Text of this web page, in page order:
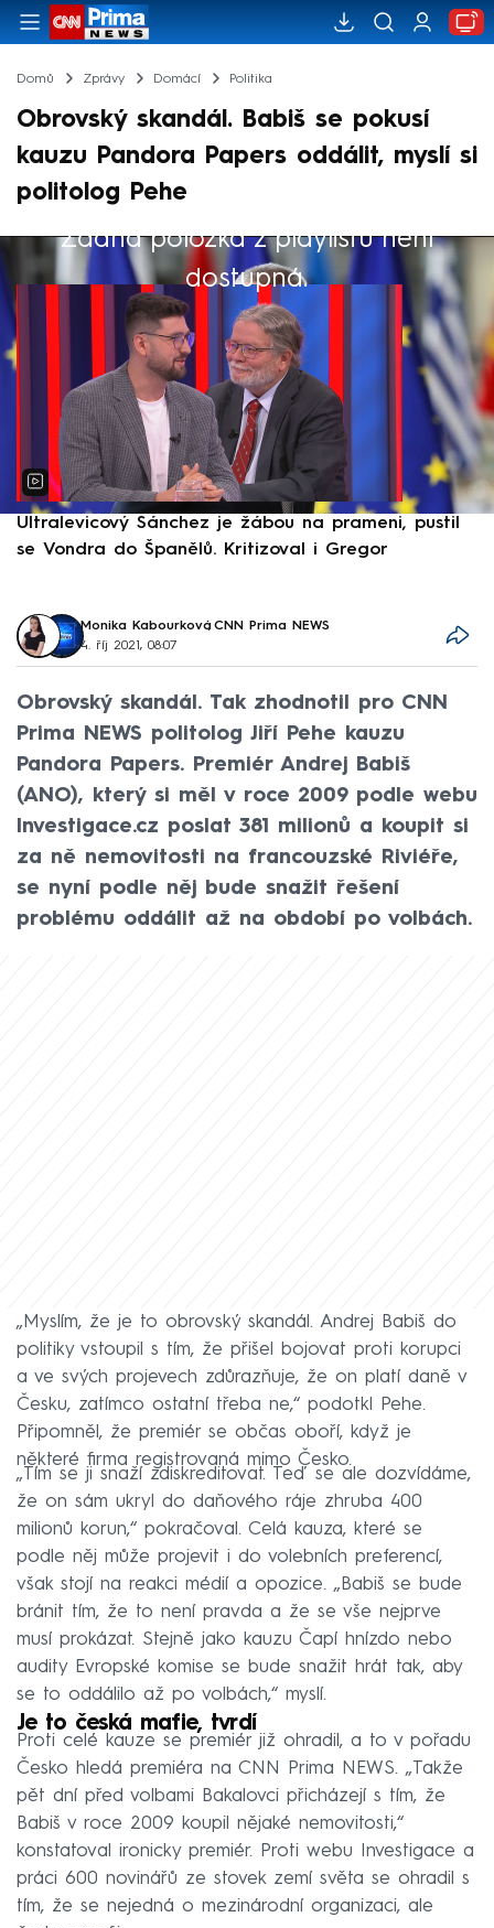
Domů Zprávy Domácí Politika
Obrovský skandál. Babiš se pokusí
kauzu Pandora Papers oddálit, myslí si
politolog Pehe
Žádná položka z playlistu není
dostupná.
Výběr redakce
Ultralevicový Sánchez je žábou na prameni, pustil
se Vondra do Španělů. Kritizoval i Gregor
Monika Kabourková, CNN Prima NEWS
4. říj 2021, 08:07
Obrovský skandál. Tak zhodnotil pro CNN
Prima NEWS politolog Jiří Pehe kauzu
Pandora Papers. Premiér Andrej Babiš
(ANO), který si měl v roce 2009 podle webu
Investigace.cz poslat 381 milionů a koupit si
za ně nemovitosti na francouzské Riviéře,
se nyní podle něj bude snažit řešení
problému oddálit až na období po volbách.
„Myslím, že je to obrovský skandál. Andrej Babiš do
politiky vstoupil s tím, že přišel bojovat proti korupci
a ve svých projevech zdůrazňuje, že on platí daně v
Česku, zatímco ostatní třeba ne,“ podotkl Pehe.
Připomněl, že premiér se občas oboří, když je
některé firma registrovaná mimo Česko.
„Tím se ji snaží zdiskreditovat. Teď se ale dozvídáme,
že on sám ukryl do daňového ráje zhruba 400
milionů korun,“ pokračoval. Celá kauza, které se
podle něj může projevit i do volebních preferencí,
však stojí na reakci médií a opozice. „Babiš se bude
bránit tím, že to není pravda a že se vše nejprve
musí prokázat. Stejně jako kauzu Čapí hnízdo nebo
audity Evropské komise se bude snažit hrát tak, aby
se to oddálilo až po volbách,“ myslí.
Je to česká mafie, tvrdí
Proti celé kauze se premiér již ohradil, a to v pořadu
Česko hledá premiéra na CNN Prima NEWS. „Takže
pět dní před volbami Bakalovci přicházejí s tím, že
Babiš v roce 2009 koupil nějaké nemovitosti,“
konstatoval ironicky premiér. Proti webu Investigace a
práci 600 novinářů ze stovek zemí světa se ohradil s
tím, že se nejedná o mezinárodní organizaci, ale